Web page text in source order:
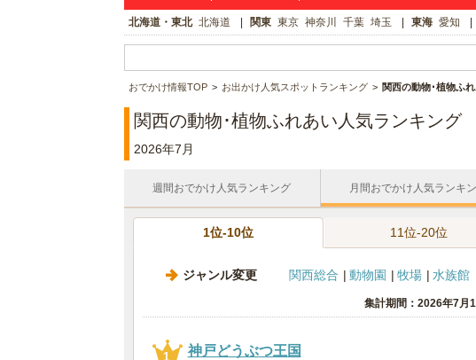
北海道・東北 北海道 関東 東京 神奈川 千葉 埼玉 東海 愛知
おでかけ情報TOP お出かけ人気スポットランキング 関西の動物･植物ふ
関西の動物･植物ふれあい人気ランキング
2026年7月
週間おでかけ人気ランキング 月間おでかけ人気ランキ
1位-10位 11位-20位
ジャンル変更 関西総合 動物園 牧場 水族館
集計期間：2026年7月
1 神戸どうぶつ王国